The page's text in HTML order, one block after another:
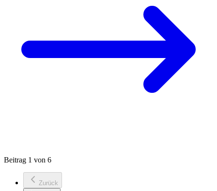
Beitrag 1 von 6
Zurück